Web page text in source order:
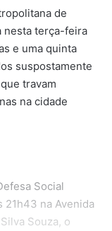
de
nesta terça-feira
e uma quinta
suspostamente
travam
na cidade
Social
na Avenida
Souza, o